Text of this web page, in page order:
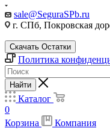
sale@SeguraSPb.ru
г. СПб, Покровская
Скачать Остатки
Политика
Найти
Каталог
0
Корзина
Компания